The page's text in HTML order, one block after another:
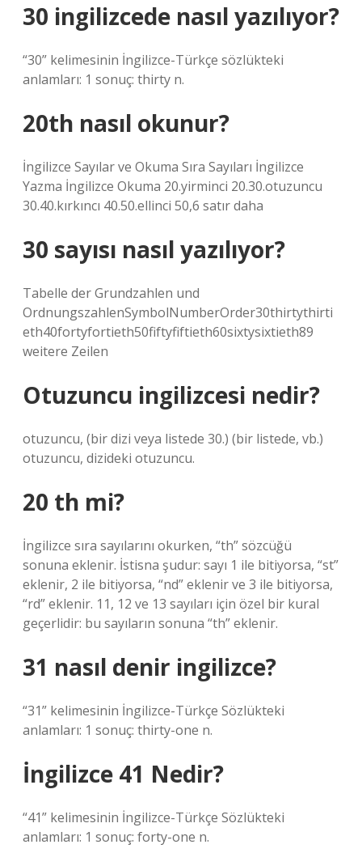
30 ingilizcede nasıl yazılıyor?
“30” kelimesinin İngilizce-Türkçe sözlükteki
anlamları: 1 sonuç: thirty n.
20th nasıl okunur?
İngilizce Sayılar ve Okuma Sıra Sayıları İngilizce
Yazma İngilizce Okuma 20.yirminci 20.30.otuzuncu
30.40.kırkıncı 40.50.ellinci 50,6 satır daha
30 sayısı nasıl yazılıyor?
Tabelle der Grundzahlen und
OrdnungszahlenSymbolNumberOrder30thirtythirti
eth40fortyfortieth50fiftyfiftieth60sixtysixtieth89
weitere Zeilen
Otuzuncu ingilizcesi nedir?
otuzuncu, (bir dizi veya listede 30.) (bir listede, vb.)
otuzuncu, dizideki otuzuncu.
20 th mi?
İngilizce sıra sayılarını okurken, “th” sözcüğü
sonuna eklenir. İstisna şudur: sayı 1 ile bitiyorsa, “st”
eklenir, 2 ile bitiyorsa, “nd” eklenir ve 3 ile bitiyorsa,
“rd” eklenir. 11, 12 ve 13 sayıları için özel bir kural
geçerlidir: bu sayıların sonuna “th” eklenir.
31 nasıl denir ingilizce?
“31” kelimesinin İngilizce-Türkçe Sözlükteki
anlamları: 1 sonuç: thirty-one n.
İngilizce 41 Nedir?
“41” kelimesinin İngilizce-Türkçe Sözlükteki
anlamları: 1 sonuç: forty-one n.